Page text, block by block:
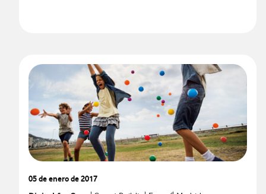
05 de enero de 2017